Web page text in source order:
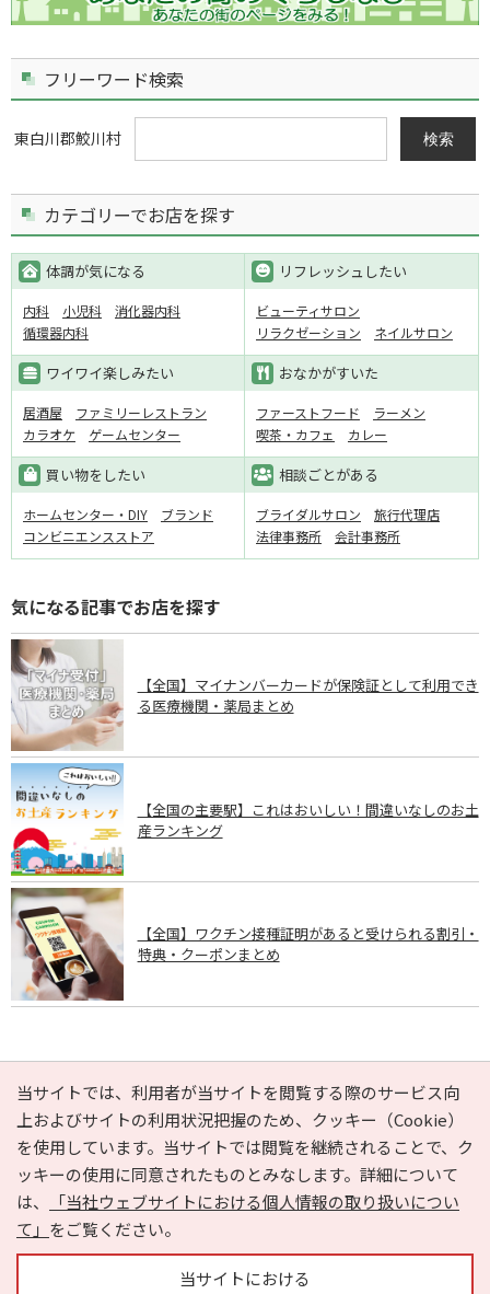
フリーワード検索
東白川郡鮫川村 検索
カテゴリーでお店を探す
体調が気になる
内科 小児科
消化器内科
循環器内科
リフレッシュしたい
ビューティサロン
リラクゼーション
ネイルサロン
ワイワイ楽しみたい
居酒屋
ファミリーレストラン
カラオケ
ゲームセンター
おなかがすいた
ファーストフード
ラーメン
喫茶・カフェ
カレー
買い物をしたい
ホームセンター・DIY
ブランド
コンビニエンスストア
相談ごとがある
ブライダルサロン
旅行代理店
法律事務所
会計事務所
気になる記事でお店を探す
【全国】マイナンバーカードが保険証として利用でき
る医療機関・薬局まとめ
【全国の主要駅】これはおいしい！間違いなしのお土
産ランキング
【全国】ワクチン接種証明があると受けられる割引・
特典・クーポンまとめ
PAGE TOP
当サイトでは、利用者が当サイトを閲覧する際のサービス向
上およびサイトの利用状況把握のため、クッキー（Cookie）
を使用しています。当サイトでは閲覧を継続されることで、ク
ッキーの使用に同意されたものとみなします。詳細について
は、
「当社ウェブサイトにおける個人情報の取り扱いについ
て」 をご覧ください。
当サイトにおける
e-NAVITA（イーナビタ）とは？ お気に入り
ヘルプ
利用規約
個人情報の取り扱いについて
運営会社
サイトマップ
広告掲載に関するお問い合わせ